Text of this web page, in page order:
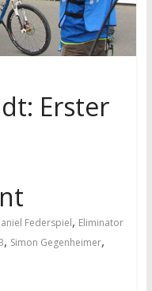
Erster
Federspiel, Eliminator
, Simon Gegenheimer,